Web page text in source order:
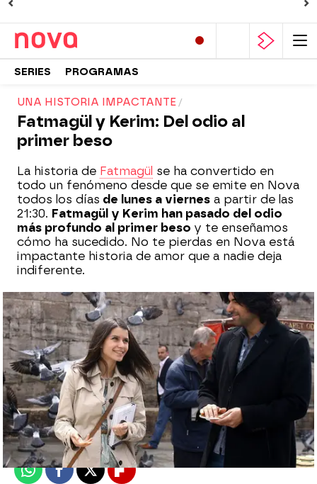
SERIES PROGRAMAS
UNA HISTORIA IMPACTANTE
Fatmagül y Kerim: Del odio al
primer beso
La historia de Fatmagül se ha convertido en
todo un fenómeno desde que se emite en Nova
todos los días de lunes a viernes a partir de las
21:30. Fatmagül y Kerim han pasado del odio
más profundo al primer beso y te enseñamos
cómo ha sucedido. No te pierdas en Nova está
impactante historia de amor que a nadie deja
indiferente.
Nova
Madrid
Publicado:11 de abril de 2018, 22:01
WhatsappFacebook
X Flipboard